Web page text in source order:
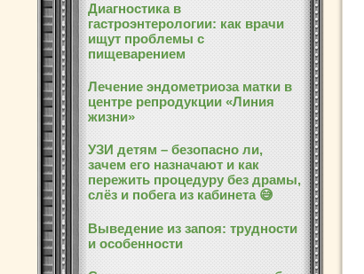
Диагностика в
гастроэнтерологии: как врачи
ищут проблемы с
пищеварением
Лечение эндометриоза матки в
центре репродукции «Линия
жизни»
УЗИ детям – безопасно ли,
зачем его назначают и как
пережить процедуру без драмы,
слёз и побега из кабинета 😅
Выведение из запоя: трудности
и особенности